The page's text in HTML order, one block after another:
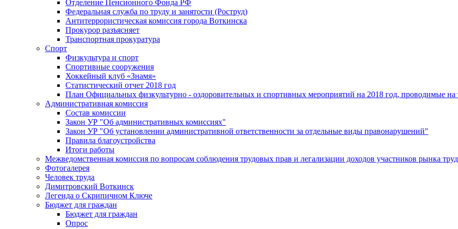
Отделение Пенсионного Фонда РФ
Федеральная служба по труду и занятости (Роструд)
Антитеррористическая комиссия города Воткинска
Прокурор разъясняет
Транспортная прокуратура
Спорт
Физкультура и спорт
Спортивные сооружения
Хоккейный клуб «Знамя»
Статистический отчет 2018 год
План Официальных физкультурно - оздоровительных и спортивных мероприятий на 2018 год, проводимые
Административная комиссия
Состав комиссии
Закон УР "Об административных комиссиях"
Закон УР "Об установлении административной ответственности за отдельные виды правонарушений"
Правила благоустройства
Итоги работы
Межведомственная комиссия по вопросам соблюдения трудовых прав и легализации доходов участников рынка
Фотогалерея
Человек труда
Димитровский Воткинск
Легенда о Скрипичном Ключе
Бюджет для граждан
Бюджет для граждан
Опрос